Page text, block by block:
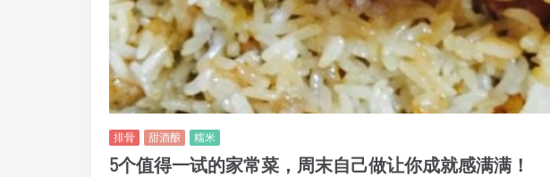
排骨 甜酒酿 糯米
5个值得一试的家常菜，周末自己做让你成就感满满！